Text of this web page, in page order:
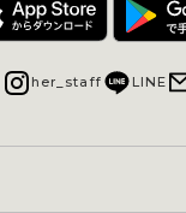
her_staff LINE